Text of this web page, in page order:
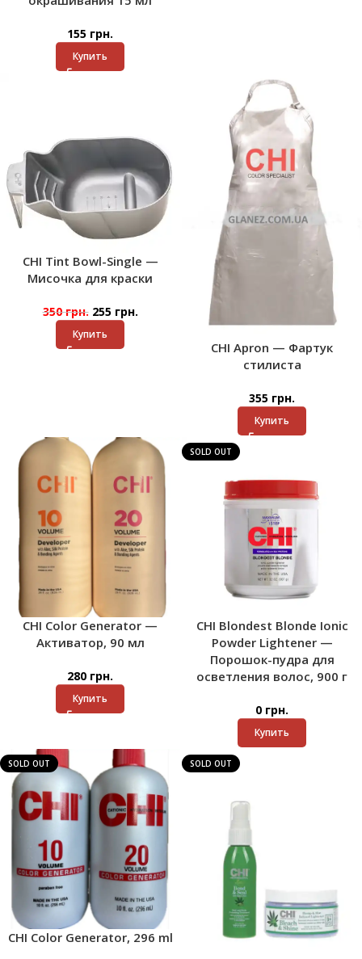
155 грн.
Купить
CHI Tint Bowl-Single —
Мисочка для краски
350грн. 255 грн.
Купить
CHI Apron — Фартук
стилиста
355 грн.
Купить
CHI Color Generator —
Активатор, 90 мл
280 грн.
Купить
SOLD OUT
CHI Blondest Blonde Ionic
Powder Lightener —
Порошок-пудра для
осветления волос, 900 г
0 грн.
Купить
SOLD OUT
CHI Color Generator, 296 ml
SOLD OUT